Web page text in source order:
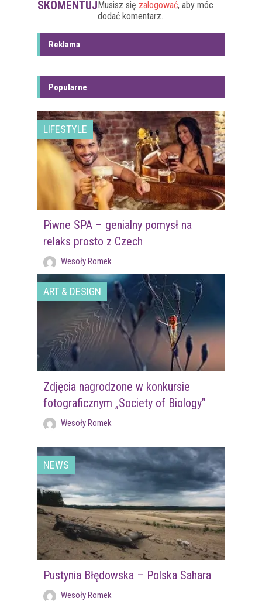
SKOMENTUJ Musisz się zalogować, aby móc
dodać komentarz.
Reklama
Popularne
LIFESTYLE
Piwne SPA – genialny pomysł na
relaks prosto z Czech
Wesoły Romek
ART & DESIGN
Zdjęcia nagrodzone w konkursie
fotograficznym „Society of Biology”
Wesoły Romek
NEWS
Pustynia Błędowska – Polska Sahara
Wesoły Romek